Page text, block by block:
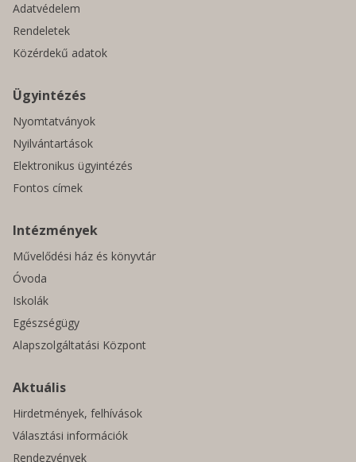
Adatvédelem
Rendeletek
Közérdekű adatok
Ügyintézés
Nyomtatványok
Nyilvántartások
Elektronikus ügyintézés
Fontos címek
Intézmények
Művelődési ház és könyvtár
Óvoda
Iskolák
Egészségügy
Alapszolgáltatási Központ
Aktuális
Hirdetmények, felhívások
Választási információk
Rendezvények